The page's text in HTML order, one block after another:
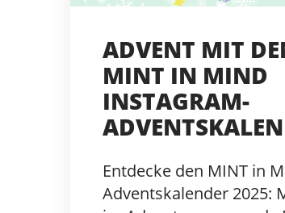
ADVENT MIT
MINT IN MIND
INSTAGRAM-
Entdecke den MINT in
Adventskalender 2025: